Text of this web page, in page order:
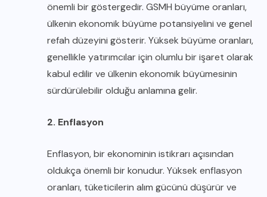
önemli bir göstergedir. GSMH büyüme oranları,
ülkenin ekonomik büyüme potansiyelini ve genel
refah düzeyini gösterir. Yüksek büyüme oranları,
genellikle yatırımcılar için olumlu bir işaret olarak
kabul edilir ve ülkenin ekonomik büyümesinin
sürdürülebilir olduğu anlamına gelir.
2. Enflasyon
Enflasyon, bir ekonominin istikrarı açısından
oldukça önemli bir konudur. Yüksek enflasyon
oranları, tüketicilerin alım gücünü düşürür ve